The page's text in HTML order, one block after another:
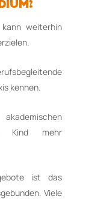
weiterhin
kennen.
Kind mehr
ist das
Viele